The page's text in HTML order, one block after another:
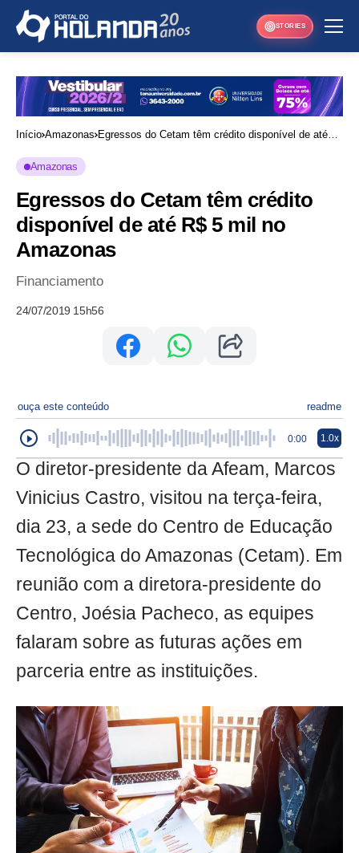
STORIES
Início Amazonas Egressos do Cetam têm crédito disponível de até
Amazonas
Egressos do Cetam têm crédito
disponível de até R$ 5 mil no
Amazonas
Financiamento
24/07/2019 15h56
ouça este conteúdo readme
0:00 1.0x
O diretor-presidente da Afeam, Marcos
Vinicius Castro, visitou na terça-feira,
dia 23, a sede do Centro de Educação
Tecnológica do Amazonas (Cetam). Em
reunião com a diretora-presidente do
Centro, Joésia Pacheco, as equipes
falaram sobre as futuras ações em
parceria entre as instituições.